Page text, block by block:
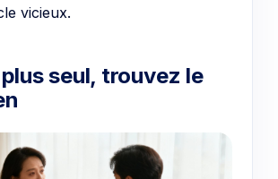
vicieux.
seul, trouvez le